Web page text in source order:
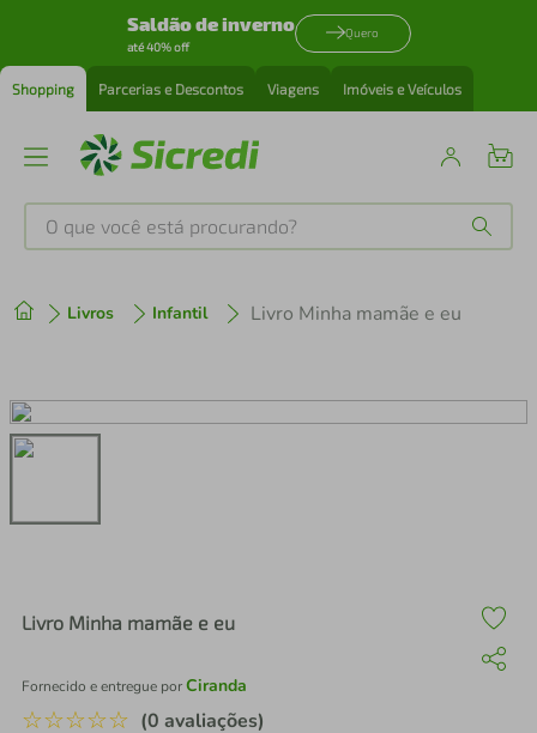
Saldão de inverno
até 40% off
Quero
Shopping Parcerias e Descontos Viagens Imóveis e Veículos
O que você está procurando?
Livros Infantil Livro Minha mamãe e eu
Livro Minha mamãe e eu
Fornecido e entregue porCiranda
☆☆☆☆☆ (0 avaliações)
2º cafeteira